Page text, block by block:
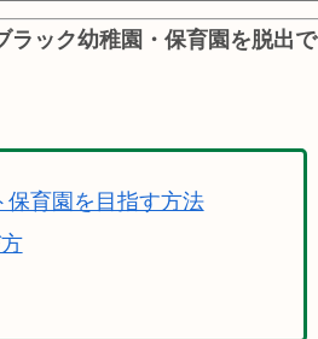
ラック幼稚園・保育園を脱出で
育園を目指す方法